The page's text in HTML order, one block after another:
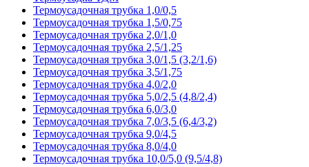
Термоусадочная трубка 1,0/0,5
Термоусадочная трубка 1,5/0,75
Термоусадочная трубка 2,0/1,0
Термоусадочная трубка 2,5/1,25
Термоусадочная трубка 3,0/1,5 (3,2/1,6)
Термоусадочная трубка 3,5/1,75
Термоусадочная трубка 4,0/2,0
Термоусадочная трубка 5,0/2,5 (4,8/2,4)
Термоусадочная трубка 6,0/3,0
Термоусадочная трубка 7,0/3,5 (6,4/3,2)
Термоусадочная трубка 9,0/4,5
Термоусадочная трубка 8,0/4,0
Термоусадочная трубка 10,0/5,0 (9,5/4,8)